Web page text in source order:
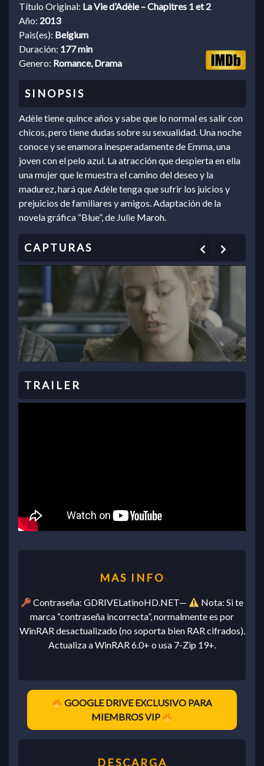
Título Original: La Vie d’Adèle – Chapitres 1 et 2
Año: 2013
Pais(es): Belgium
Duración: 177 min
Genero: Romance, Drama
Adèle tiene quince años y sabe que lo normal es salir con
chicos, pero tiene dudas sobre su sexualidad. Una noche
conoce y se enamora inesperadamente de Emma, una
joven con el pelo azul. La atracción que despierta en ella
una mujer que le muestra el camino del deseo y la
madurez, hará que Adèle tenga que sufrir los juicios y
prejuicios de familiares y amigos. Adaptación de la
novela gráfica “Blue”, de Julie Maroh.
Previous
Contraseña: GDRIVELatinoHD.NET—
Nota: Si te
marca “contraseña incorrecta”, normalmente es por
WinRAR desactualizado (no soporta bien RAR cifrados).
Actualiza a WinRAR 6.0+ o usa 7-Zip 19+.
GOOGLE DRIVE EXCLUSIVO PARA
MIEMBROS VIP